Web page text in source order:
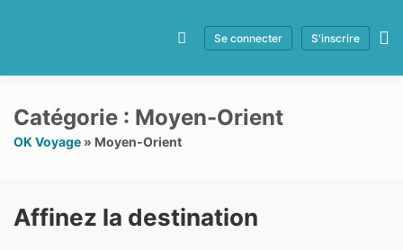
Se connecter S'inscrire
Catégorie : Moyen-Orient
OK Voyage » Moyen-Orient
Affinez la destination